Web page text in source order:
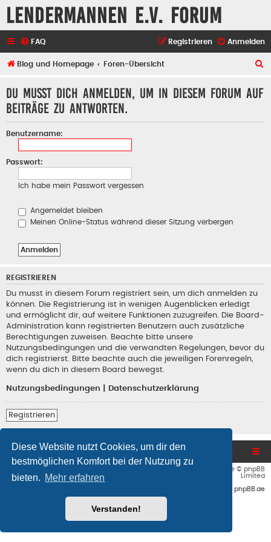
Diese Website nutzt Cookies, um dir den
bestmöglichen Komfort bei der Nutzung zu
bieten. Mehr erfahren
Verstanden!
Lendermannen e.V. Forum
FAQ Anmelden
Registrieren
Blog und Homepage Foren-Übersicht
Du musst dich anmelden, um in diesem Forum auf
Beiträge zu antworten.
Benutzername:
Passwort:
Ich habe mein Passwort vergessen
Angemeldet bleiben
Meinen Online-Status während dieser Sitzung verbergen
REGISTRIEREN
Du musst in diesem Forum registriert sein, um dich anmelden zu
können. Die Registrierung ist in wenigen Augenblicken erledigt
und ermöglicht dir, auf weitere Funktionen zuzugreifen. Die Board-
Administration kann registrierten Benutzern auch zusätzliche
Berechtigungen zuweisen. Beachte bitte unsere
Nutzungsbedingungen und die verwandten Regelungen, bevor du
dich registrierst. Bitte beachte auch die jeweiligen Forenregeln,
wenn du dich in diesem Board bewegst.
Nutzungsbedingungen Datenschutzerklärung
Registrieren
Blog und Homepage Foren-Übersicht
® Forum Software © phpBB
Limited
phpBB.de